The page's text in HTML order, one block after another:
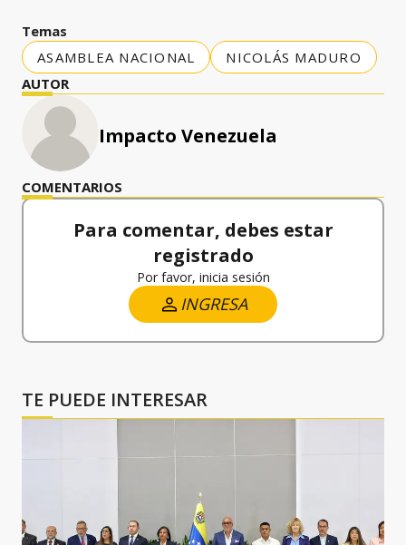
Temas
ASAMBLEA NACIONAL
NICOLÁS MADURO
AUTOR
Impacto Venezuela
COMENTARIOS
Para comentar, debes estar
registrado
Por favor, inicia sesión
INGRESA
TE PUEDE INTERESAR